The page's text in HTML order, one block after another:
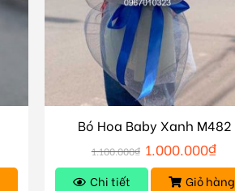
Bó Hoa Baby Xanh M482
1.100.000₫ 1.000.000₫
Chi tiết Giỏ hàng